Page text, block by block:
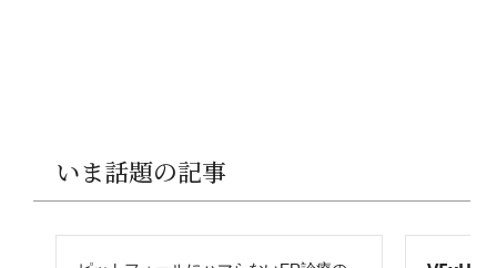
いま話題の記事